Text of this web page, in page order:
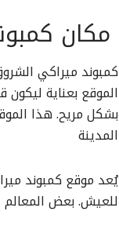
مكان
كمبوند ميراكي
الموقع بعناية
بشكل مريح. هذا
المدينة
يُعد موقع كمبوند
للعيش. بعض